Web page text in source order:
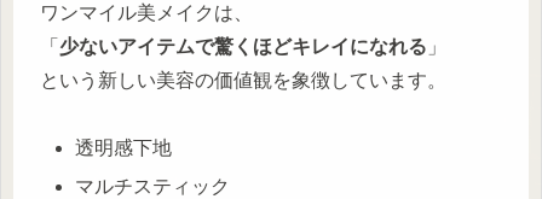
ワンマイル美メイクは、
「 少ないアイテムで驚くほどキレイになれる 」
という新しい美容の価値観を象徴しています。
透明感下地
マルチスティック